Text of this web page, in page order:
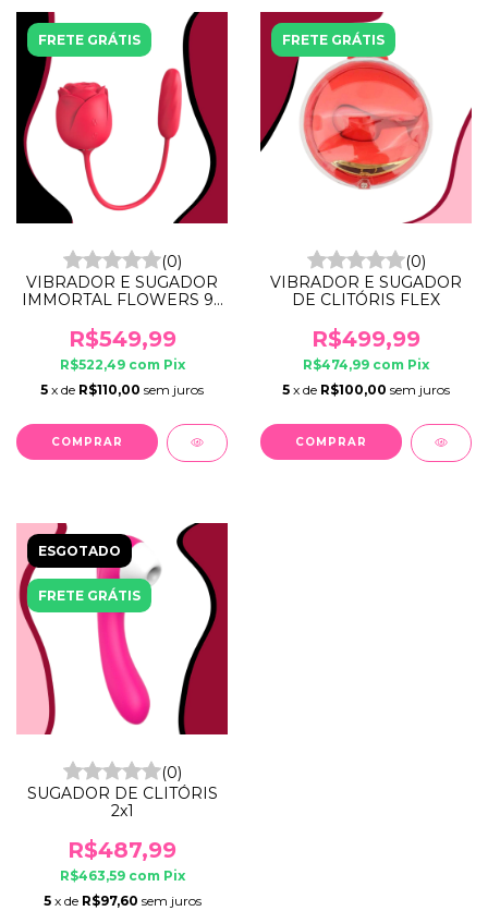
FRETE GRÁTIS
(0)
VIBRADOR E SUGADOR
IMMORTAL FLOWERS 9 -
R$549,99
R$522,49 com Pix
5 x de R$110,00 sem juros
FRETE GRÁTIS
(0)
VIBRADOR E SUGADOR
DE CLITÓRIS FLEX
R$499,99
R$474,99 com Pix
5 x de R$100,00 sem juros
ESGOTADO
FRETE GRÁTIS
(0)
SUGADOR DE CLITÓRIS
2x1
R$487,99
R$463,59 com Pix
5 x de R$97,60 sem juros